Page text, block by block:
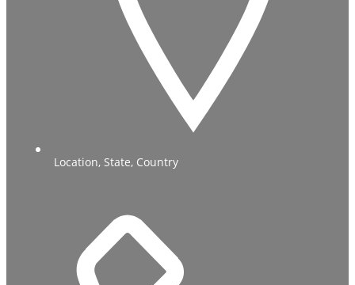
Location, State, Country